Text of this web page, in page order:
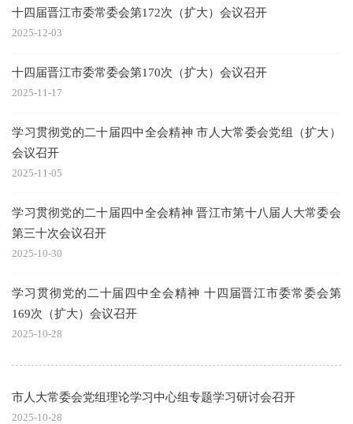
十四届晋江市委常委会第172次（扩大）会议召开
2025-12-03
十四届晋江市委常委会第170次（扩大）会议召开
2025-11-17
学习贯彻党的二十届四中全会精神 市人大常委会党组（扩大）
会议召开
2025-11-05
学习贯彻党的二十届四中全会精神 晋江市第十八届人大常委会
第三十次会议召开
2025-10-30
学习贯彻党的二十届四中全会精神 十四届晋江市委常委会第
169次（扩大）会议召开
2025-10-28
市人大常委会党组理论学习中心组专题学习研讨会召开
2025-10-28